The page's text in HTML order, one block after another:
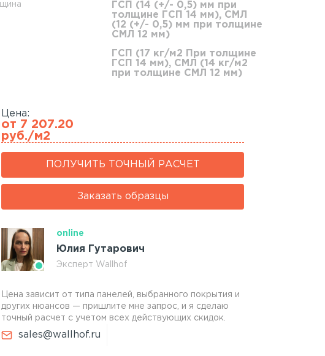
ГСП (14 (+/- 0,5) мм при
толщине ГСП 14 мм), СМЛ
(12 (+/- 0,5) мм при толщине
СМЛ 12 мм)
ГСП (17 кг/м2 При толщине
ГСП 14 мм), СМЛ (14 кг/м2
при толщине СМЛ 12 мм)
Цена:
от 7 207.20
руб./м2
ПОЛУЧИТЬ ТОЧНЫЙ РАСЧЕТ
Заказать образцы
online
Юлия Гутарович
Эксперт Wallhof
Цена зависит от типа панелей, выбранного покрытия и
других нюансов — пришлите мне запрос, и я сделаю
точный расчет с учетом всех действующих скидок.
sales@wallhof.ru